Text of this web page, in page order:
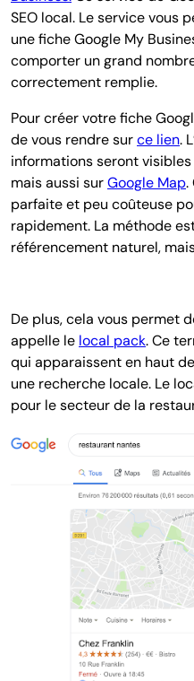
SEO local. Le service vous
une fiche Google My
comporter un grand
correctement remplie.
Pour créer votre fiche
de vous rendre surce lien.
informations seront
mais aussi surGoogle Map.
parfaite et peu coûteuse
rapidement. La méthode
référencement naturel,
De plus, cela vous permet
appelle le local pack. Ce
qui apparaissent en haut
une recherche locale. Le
pour le secteur de la